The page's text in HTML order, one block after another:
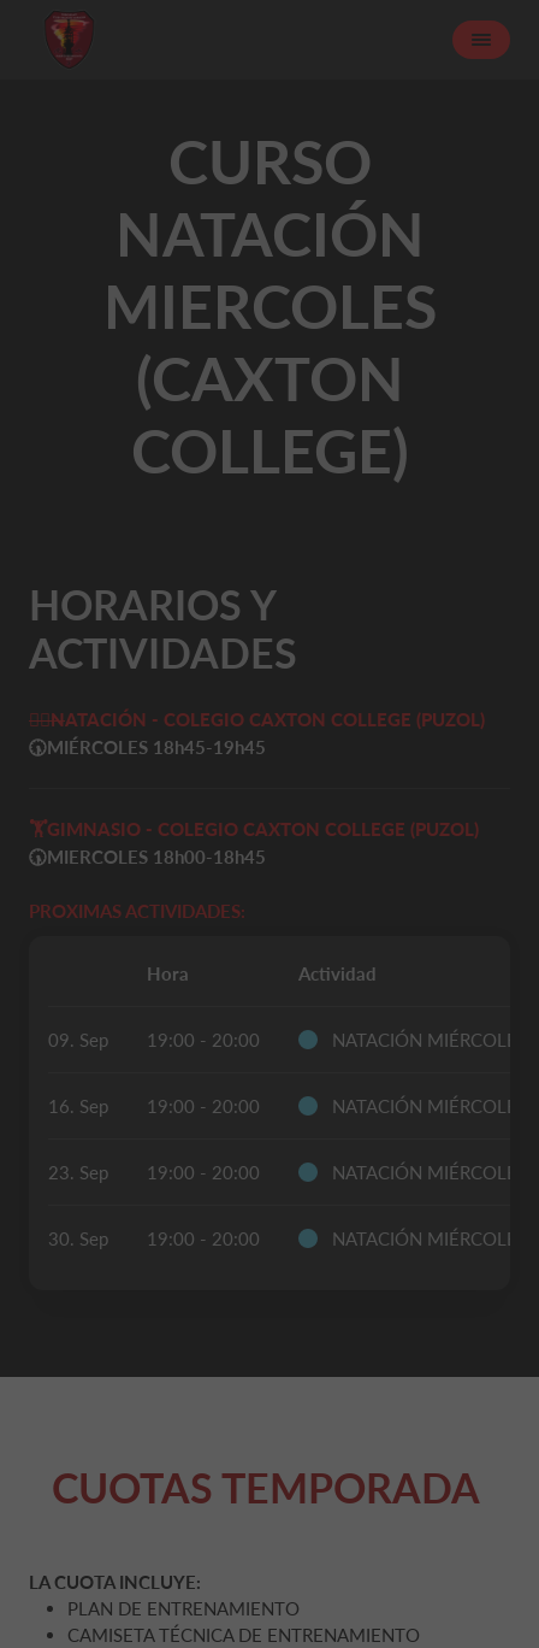
CURSO
NATACIÓN
MIERCOLES
(CAXTON
COLLEGE)
HORARIOS Y
ACTIVIDADES
🏊‍♀️NATACIÓN - COLEGIO CAXTON COLLEGE (PUZOL)
🕠MIÉRCOLES 18h45-19h45
🏋️GIMNASIO - COLEGIO CAXTON COLLEGE (PUZOL)
🕠MIERCOLES 18h00-18h45
PROXIMAS ACTIVIDADES:
Hora Actividad
09. Sep 19:00 - 20:00 NATACIÓN MIÉRCOLES
16. Sep 19:00 - 20:00 NATACIÓN MIÉRCOLES
23. Sep 19:00 - 20:00 NATACIÓN MIÉRCOLES
30. Sep 19:00 - 20:00 NATACIÓN MIÉRCOLES
CUOTAS TEMPORADA
LA CUOTA INCLUYE:
PLAN DE ENTRENAMIENTO
CAMISETA TÉCNICA DE ENTRENAMIENTO